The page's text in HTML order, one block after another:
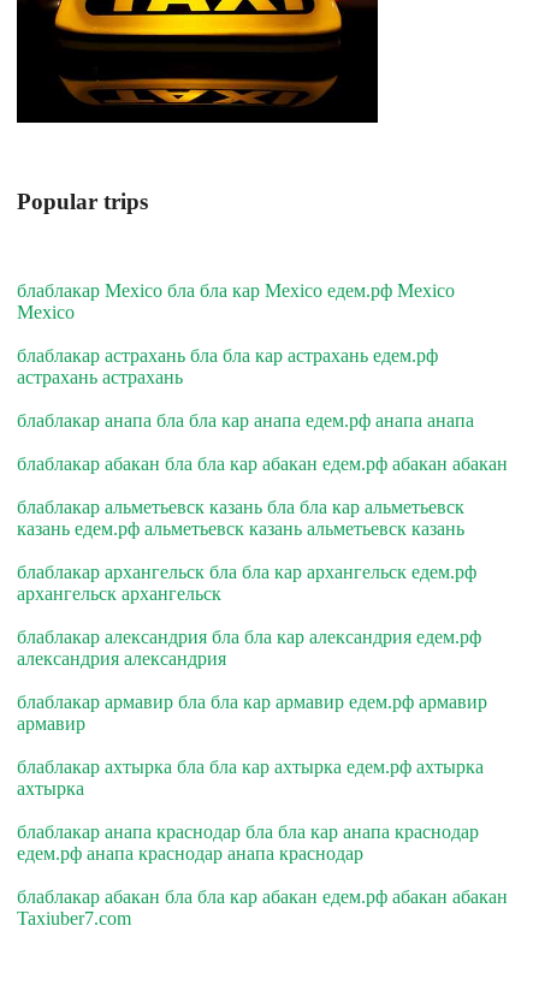
Popular trips
блаблакар Mexico бла бла кар Mexico едем.рф Mexico
Mexico
блаблакар астрахань бла бла кар астрахань едем.рф
астрахань астрахань
блаблакар анапа бла бла кар анапа едем.рф анапа анапа
блаблакар абакан бла бла кар абакан едем.рф абакан абакан
блаблакар альметьевск казань бла бла кар альметьевск
казань едем.рф альметьевск казань альметьевск казань
блаблакар архангельск бла бла кар архангельск едем.рф
архангельск архангельск
блаблакар александрия бла бла кар александрия едем.рф
александрия александрия
блаблакар армавир бла бла кар армавир едем.рф армавир
армавир
блаблакар ахтырка бла бла кар ахтырка едем.рф ахтырка
ахтырка
блаблакар анапа краснодар бла бла кар анапа краснодар
едем.рф анапа краснодар анапа краснодар
блаблакар абакан бла бла кар абакан едем.рф абакан абакан
Taxiuber7.com